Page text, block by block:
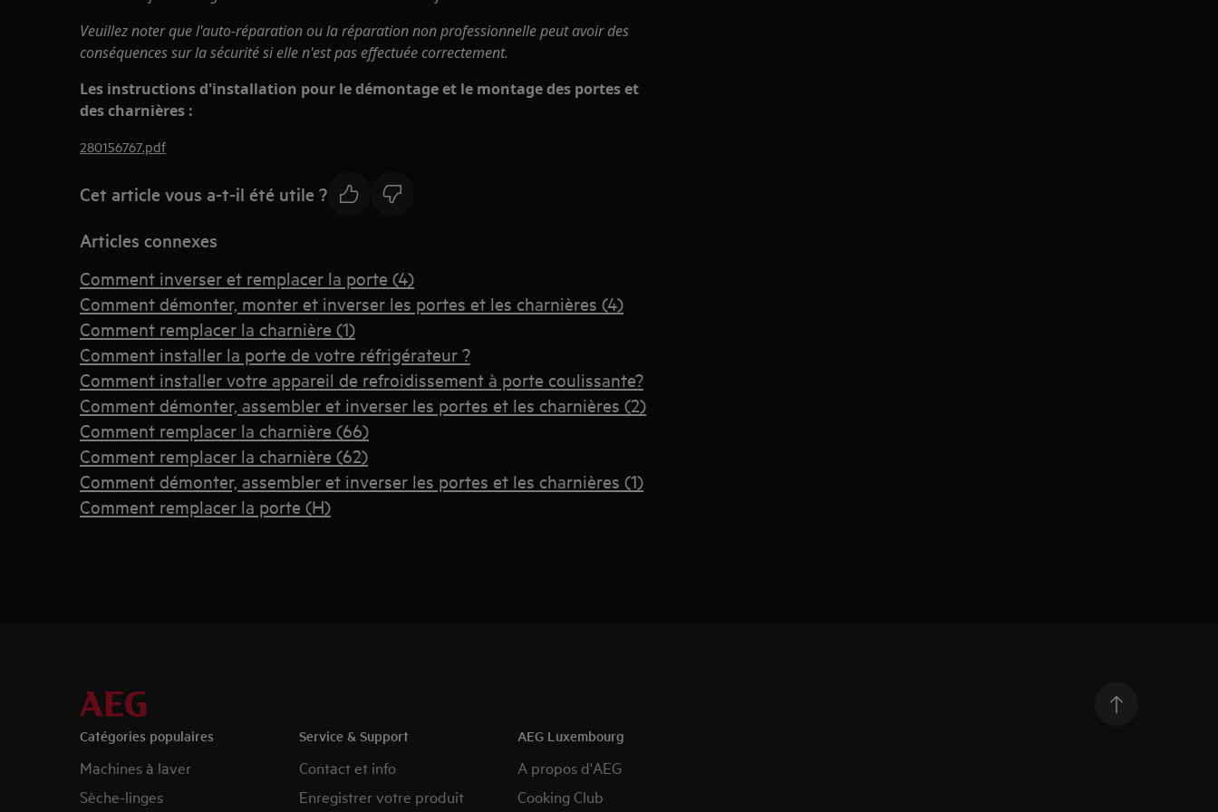
Veuillez noter que l'auto-réparation ou la réparation non professionnelle peut avoir des
conséquences sur la sécurité si elle n'est pas effectuée correctement.
Les instructions d'installation pour le démontage et le montage des portes et
des charnières :
280156767.pdf
Cet article vous a-t-il été utile ?
Articles connexes
Comment inverser et remplacer la porte (4)
Comment démonter, monter et inverser les portes et les charnières (4)
Comment remplacer la charnière (1)
Comment installer la porte de votre réfrigérateur ?
Comment installer votre appareil de refroidissement à porte coulissante?
Comment démonter, assembler et inverser les portes et les charnières (2)
Comment remplacer la charnière (66)
Comment remplacer la charnière (62)
Comment démonter, assembler et inverser les portes et les charnières (1)
Comment remplacer la porte (H)
Catégories populaires
Machines à laver
Sèche-linges
Service & Support
Contact et info
Enregistrer votre produit
AEG Luxembourg
A propos d'AEG
Cooking Club